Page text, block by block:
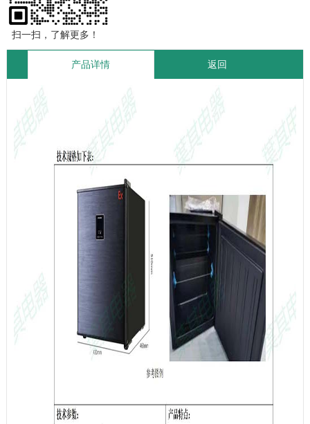
扫一扫，了解更多！
产品详情 返回